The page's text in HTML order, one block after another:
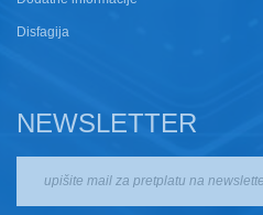
Disfagija
NEWSLETTER